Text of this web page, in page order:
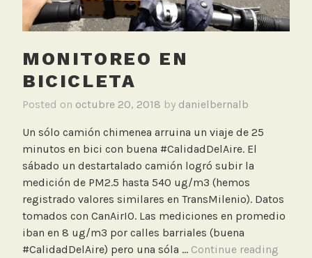
l
t
a
,
M
n
i
t
o
r
e
o
MONITOREO EN
BICICLETA
Posted on octubre 20, 2018 by danielbernalb
Un sólo camión chimenea arruina un viaje de 25
minutos en bici con buena #CalidadDelAire. El
sábado un destartalado camión logró subir la
medición de PM2.5 hasta 540 ug/m3 (hemos
registrado valores similares en TransMilenio). Datos
tomados con CanAirIO. Las mediciones en promedio
iban en 8 ug/m3 por calles barriales (buena
#CalidadDelAire) pero una sóla … Continue reading